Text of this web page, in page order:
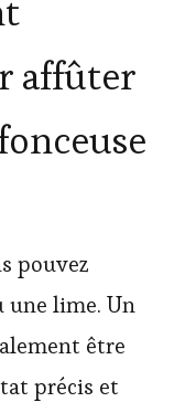
affûter
pouvez
une lime. Un
être
précis et